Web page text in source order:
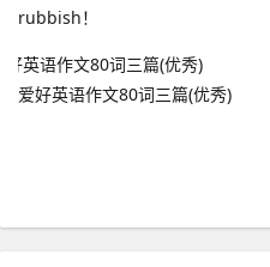
rubbish！
爱好英语作文80词三篇(优秀)